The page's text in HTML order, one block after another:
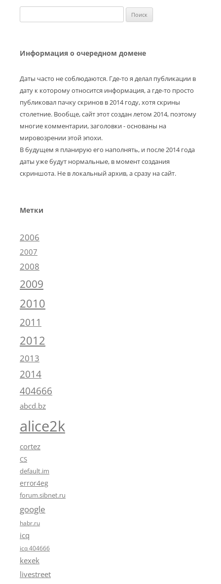
Информация о очередном домене
Даты часто не соблюдаются. Где-то я делал публикации в
дату к которому относится информация, а где-то просто
публиковал пачку скринов в 2014 году, хотя скрины
столетние. Вообще, сайт этот создан летом 2014, поэтому
многие комментарии, заголовки - основаны на
мировозрении этой эпохи.
В будущем я планирую его наполнять, и после 2014 года
даты уже будут нормальные, в момент создания
скриншота. Не в локальный архив, а сразу на сайт.
Метки
2006
2007
2008
2009
2010
2011
2012
2013
2014
404666
abcd.bz
alice2k
cortez
CS
default.im
error4eg
forum.sibnet.ru
google
habr.ru
icq
icq 404666
kexek
livestreet